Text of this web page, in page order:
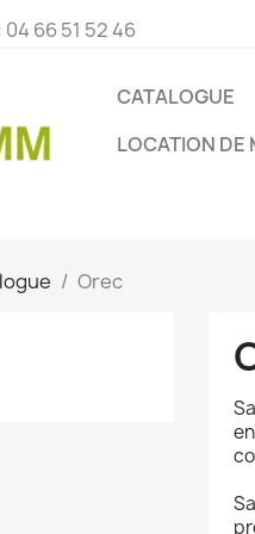
04 66 51 52 46
CATALOGUE
LOCATION DE
Orec